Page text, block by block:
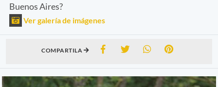
Buenos Aires?
Ver galería de imágenes
COMPARTILA